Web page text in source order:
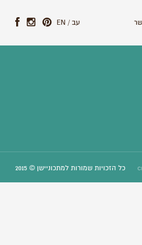
EN / עב
חדשים:
כל הזכויות שמורות למתכוניישן © 2015